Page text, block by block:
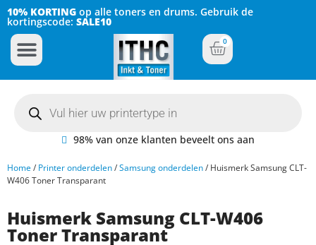
10% KORTING op alle toners en drums. Gebruik de
kortingscode: SALE10
0
98% van onze klanten beveelt ons aan
Home/ Printer onderdelen/Samsung onderdelen/ Huismerk Samsung CLT-
W406 Toner Transparant
Huismerk Samsung CLT-W406
Toner Transparant